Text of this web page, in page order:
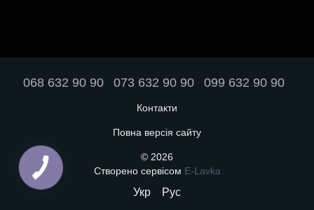
068 632 90 90 073 632 90 90 099 632 90 90
Контакти
Повна версія сайту
© 2026
Створено сервісом E-Lavka
Укр Рус